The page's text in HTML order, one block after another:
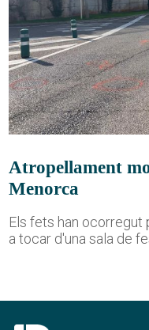
Atropellament
Menorca
Els fets han ocorregut
a tocar d'una sala de